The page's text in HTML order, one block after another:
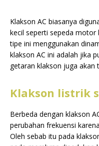
Klakson AC biasanya
kecil seperti sepeda motor
tipe ini menggunakan
klakson AC ini adalah jika
getaran klakson juga akan
Klakson listrik
Berbeda dengan klakson
perubahan frekuensi
Oleh sebab itu pada